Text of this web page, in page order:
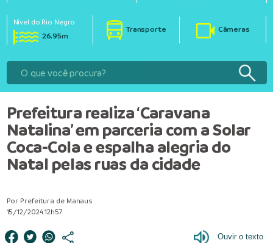
Nível do Rio Negro
26.95m
Transporte Câmeras
Prefeitura realiza ‘Caravana
Natalina’ em parceria com a Solar
Coca-Cola e espalha alegria do
Natal pelas ruas da cidade
Por Prefeitura de Manaus
15/12/2024 12h57